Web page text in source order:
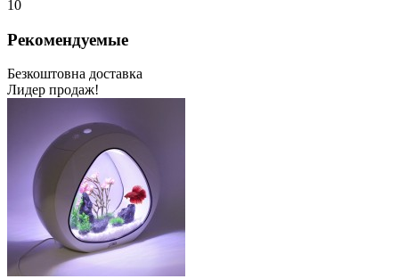
10
Рекомендуемые
Безкоштовна доставка
Лидер продаж!